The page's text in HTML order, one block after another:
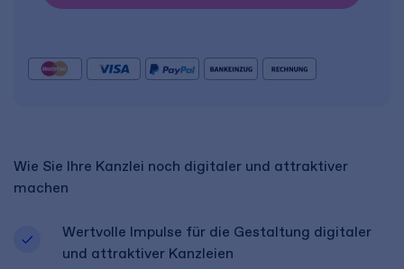
Wie Sie Ihre Kanzlei noch digitaler und attraktiver
machen
Wertvolle Impulse für die Gestaltung digitaler
und attraktiver Kanzleien